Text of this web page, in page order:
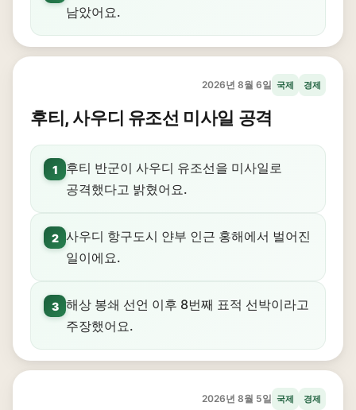
남았어요.
2026년 8월 6일 국제 경제
후티, 사우디 유조선 미사일 공격
1
후티 반군이 사우디 유조선을 미사일로
공격했다고 밝혔어요.
2 사우디 항구도시 얀부 인근 홍해에서 벌어진
일이에요.
3 해상 봉쇄 선언 이후 8번째 표적 선박이라고
주장했어요.
2026년 8월 5일 국제 경제